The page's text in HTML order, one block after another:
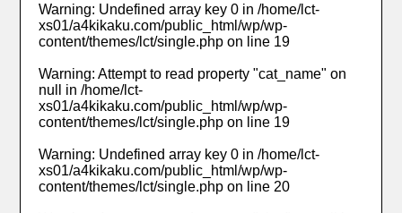
Warning: Undefined array key 0 in/home/lct-
xs01/a4kikaku.com/public_html/wp/wp-
content/themes/lct/single.php on line 19
Warning: Attempt to read property "cat_name" on
null in/home/lct-
xs01/a4kikaku.com/public_html/wp/wp-
content/themes/lct/single.php on line 19
Warning: Undefined array key 0 in/home/lct-
xs01/a4kikaku.com/public_html/wp/wp-
content/themes/lct/single.php on line 20